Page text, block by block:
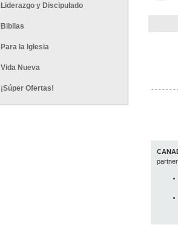
Liderazgo y Discipulado
Biblias
Para la Iglesia
Vida Nueva
¡Súper Ofertas!